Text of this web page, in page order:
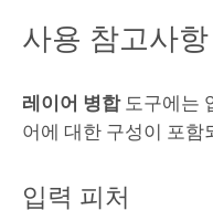
사용 참고사항
레이어 병합도구에는
어에 대한 구성이 포함
입력 피처